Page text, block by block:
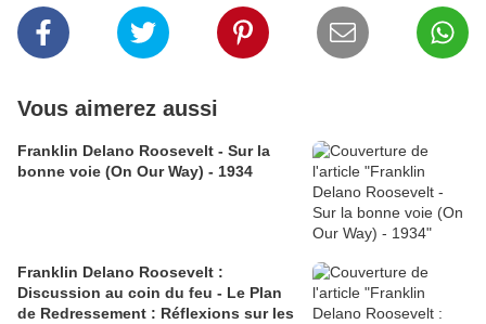
Vous aimerez aussi
Franklin Delano Roosevelt - Sur la
bonne voie (On Our Way) - 1934
Franklin Delano Roosevelt :
Discussion au coin du feu - Le Plan
de Redressement : Réflexions sur les